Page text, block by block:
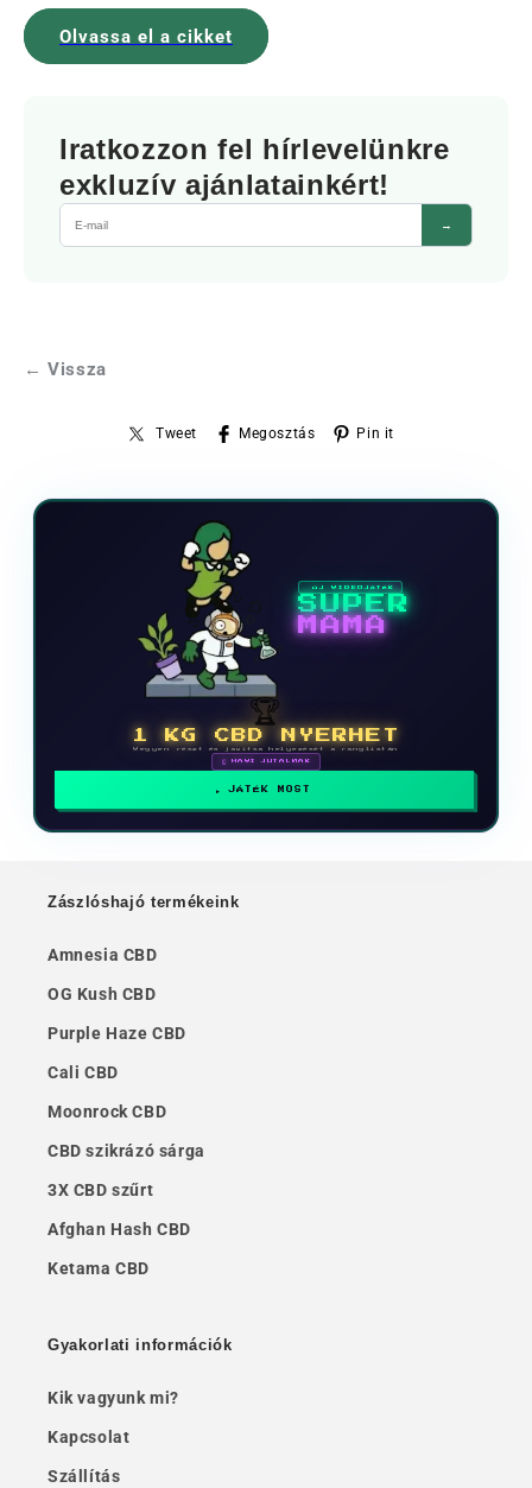
Olvassa el a cikket
Iratkozzon fel hírlevelünkre
exkluzív ajánlatainkért!
→
← Vissza
Tweet Megosztás Pin it
ÚJ VIDEOJÁTÉK
SUPER
MAMA
🏆
1 KG CBD NYERHET
Vegyen részt és javítsa helyezését a ranglistán
🗓 HAVI JUTALMAK
JÁTÉK MOST
Zászlóshajó termékeink
Amnesia CBD
OG Kush CBD
Purple Haze CBD
Cali CBD
Moonrock CBD
CBD szikrázó sárga
3X CBD szűrt
Afghan Hash CBD
Ketama CBD
Gyakorlati információk
Kik vagyunk mi?
Kapcsolat
Szállítás